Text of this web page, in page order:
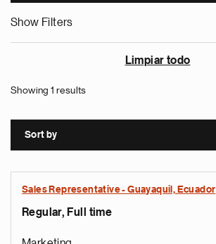
Show Filters
Limpiar todo
Showing 1 results
Sort by
Sales Representative - Guayaquil, Ecuador
Regular, Full time